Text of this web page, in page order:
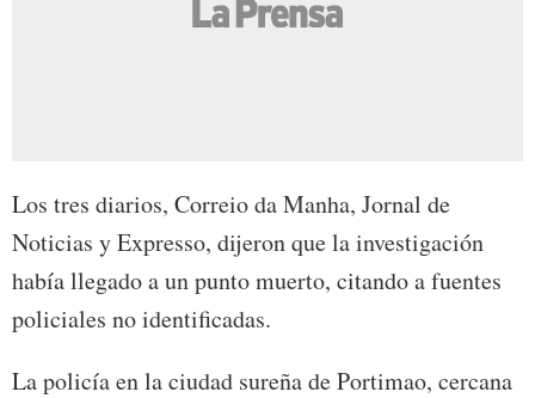
Los tres diarios, Correio da Manha, Jornal de
Noticias y Expresso, dijeron que la investigación
había llegado a un punto muerto, citando a fuentes
policiales no identificadas.
La policía en la ciudad sureña de Portimao, cercana